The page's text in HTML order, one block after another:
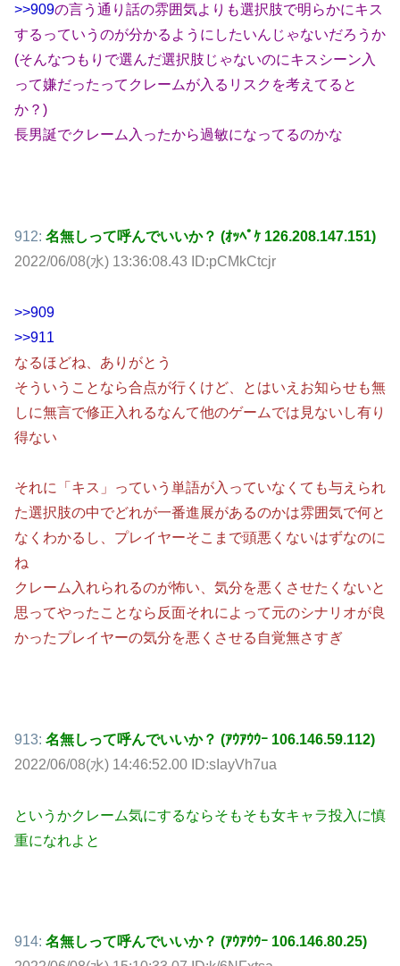
>>909の言う通り話の雰囲気よりも選択肢で明らかにキス
するっていうのが分かるようにしたいんじゃないだろうか
(そんなつもりで選んだ選択肢じゃないのにキスシーン入
って嫌だったってクレームが入るリスクを考えてると
か？)
長男誕でクレーム入ったから過敏になってるのかな
912: 名無しって呼んでいいか？ (ｵｯﾍﾟｹ 126.208.147.151)
2022/06/08(水) 13:36:08.43 ID:pCMkCtcjr
>>909
>>911
なるほどね、ありがとう
そういうことなら合点が行くけど、とはいえお知らせも無
しに無言で修正入れるなんて他のゲームでは見ないし有り
得ない
それに「キス」っていう単語が入っていなくても与えられ
た選択肢の中でどれが一番進展があるのかは雰囲気で何と
なくわかるし、プレイヤーそこまで頭悪くないはずなのに
ね
クレーム入れられるのが怖い、気分を悪くさせたくないと
思ってやったことなら反面それによって元のシナリオが良
かったプレイヤーの気分を悪くさせる自覚無さすぎ
913: 名無しって呼んでいいか？ (ｱｳｱｳｳｰ 106.146.59.112)
2022/06/08(水) 14:46:52.00 ID:sIayVh7ua
というかクレーム気にするならそもそも女キャラ投入に慎
重になれよと
914: 名無しって呼んでいいか？ (ｱｳｱｳｳｰ 106.146.80.25)